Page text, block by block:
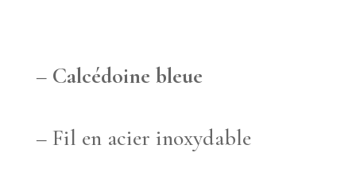
– Calcédoine bleue
– Fil en acier inoxydable